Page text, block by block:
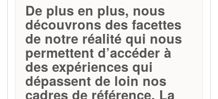
De plus en plus, nous
découvrons des facettes
de notre réalité qui nous
permettent d’accéder à
des expériences qui
dépassent de loin nos
cadres de référence. La